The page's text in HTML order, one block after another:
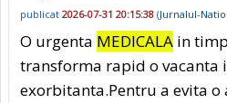
publicat 2026-07-31 20:15:38 (Jurnalul-
O urgenta MEDICALA in
transforma rapid o vacanta
exorbitanta.Pentru a evita